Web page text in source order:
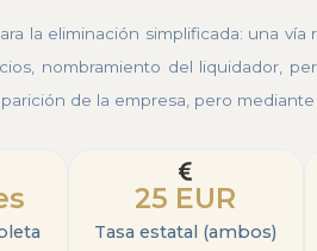
la eliminación simplificada: una
nombramiento del liquidador,
de la empresa, pero
25 EUR
Tasa estatal (ambos)